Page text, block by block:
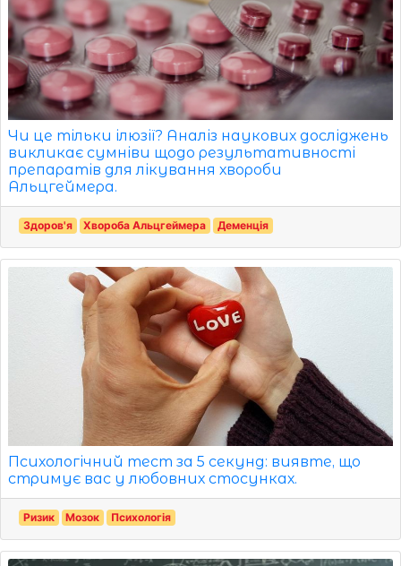
Чи це тільки ілюзії? Аналіз наукових досліджень
викликає сумніви щодо результативності
препаратів для лікування хвороби
Альцгеймера.
Здоров'я Хвороба Альцгеймера Деменція
Психологічний тест за 5 секунд: виявте, що
стримує вас у любовних стосунках.
Ризик Мозок Психологія